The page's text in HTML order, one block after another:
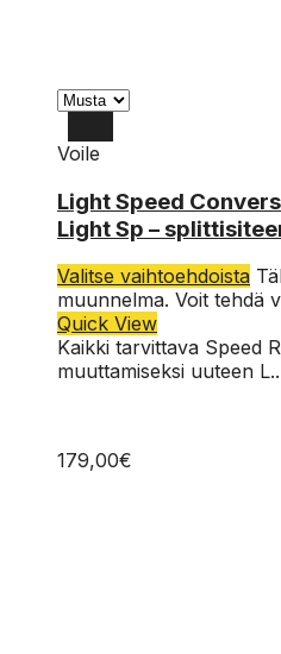
Voile
Light Speed
Light Sp –
Valitse vaihtoehdoista
muunnelma. Voit tehdä
Quick View
Kaikki tarvittava Speed
muuttamiseksi uuteen
179,00€